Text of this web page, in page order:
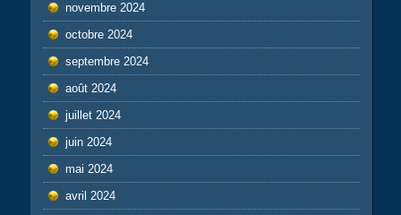
novembre 2024
octobre 2024
septembre 2024
août 2024
juillet 2024
juin 2024
mai 2024
avril 2024